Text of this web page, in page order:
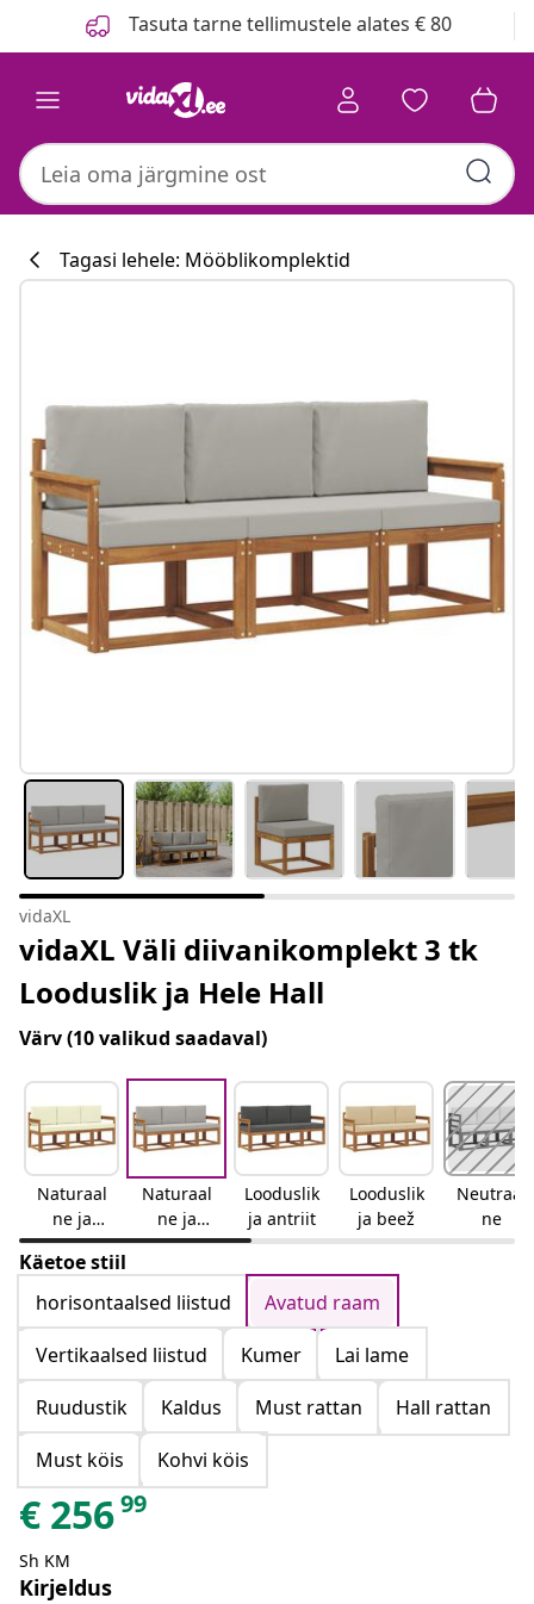
Tasuta tarne tellimustele alates € 80
Tagasi lehele: Mööblikomplektid
vidaXL
vidaXL Väli diivanikomplekt 3 tk
Looduslik ja Hele Hall
Värv(10 valikud saadaval)
Naturaal
ne ja
kreemjas
Naturaal
ne ja
helehall
Looduslik
ja antriit
Looduslik
ja beež
Neutraal
ne
Käetoe stiil
horisontaalsed liistud
Avatud raam
Vertikaalsed liistud
Kumer
Lai lame
Ruudustik
Kaldus Must rattan
Hall rattan
Must köis
Kohvi köis
€ 25699
Sh KM
Kirjeldus